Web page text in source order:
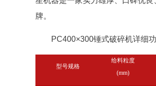
牌。
PC400×300锤式破碎机详细
型号规格
给料粒度
(mm)